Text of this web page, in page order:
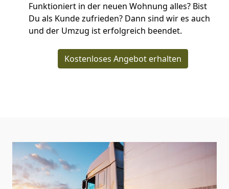
Funktioniert in der neuen Wohnung alles? Bist
Du als Kunde zufrieden? Dann sind wir es auch
und der Umzug ist erfolgreich beendet.
Kostenloses Angebot erhalten